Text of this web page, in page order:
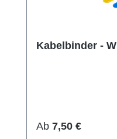
Kabelbinder -
Regulärer Preis:
Ab 7,50 €